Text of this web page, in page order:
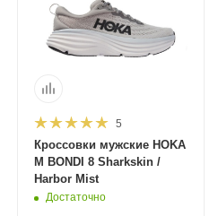
5
Кроссовки мужские HOKA
M BONDI 8 Sharkskin /
Harbor Mist
Достаточно